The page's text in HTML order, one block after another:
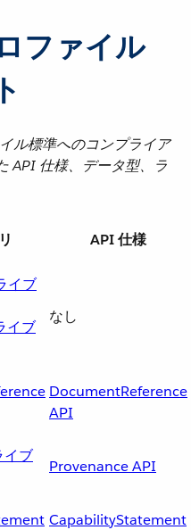
ファイル
ル標準へのコンプライア
API 仕様、データ型、ラ
API 仕様
イブ
イブ
なし
DocumentReference
API
イブ
Provenance API
CapabilityStatement